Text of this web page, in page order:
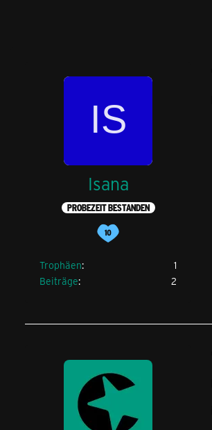
Isana
PROBEZEIT BESTANDEN
Trophäen
1
Beiträge
2